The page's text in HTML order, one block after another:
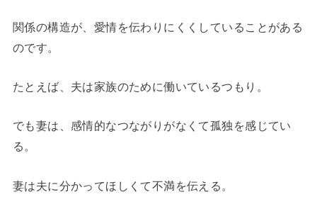
関係の構造が、愛情を伝わりにくくしていることがある
のです。
たとえば、夫は家族のために働いているつもり。
でも妻は、感情的なつながりがなくて孤独を感じてい
る。
妻は夫に分かってほしくて不満を伝える。